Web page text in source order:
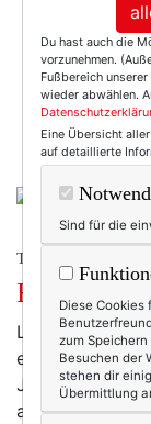
TEXTERELLA
Liebe
entschuldigen.
Jahre, nein:
angezogen
Du hast auch die
vorzunehmen.
Fußbereich
wieder abwählen.
Eine Übersicht
auf detaillierte
Sind für die
Diese Cookies
zum
Besuchen der
stehen dir
Übermittlung